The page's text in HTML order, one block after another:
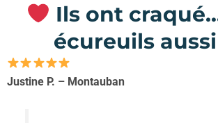
Ils ont
écureuils
Justine P. – Montauban